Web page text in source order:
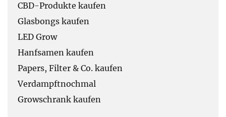
CBD-Produkte kaufen
Glasbongs kaufen
LED Grow
Hanfsamen kaufen
Papers, Filter & Co. kaufen
Verdampftnochmal
Growschrank kaufen